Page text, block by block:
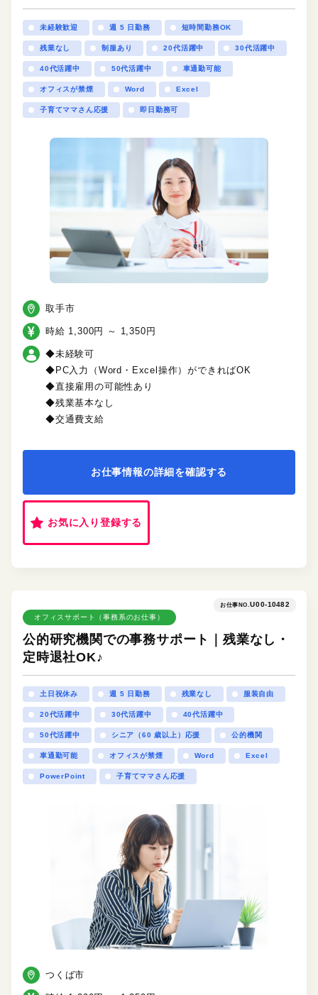
未経験歓迎 週 5 日勤務 短時間勤務OK
残業なし 制服あり 20代活躍中 30代活躍中
40代活躍中 50代活躍中 車通勤可能
オフィスが禁煙 Word Excel
子育てママさん応援 即日勤務可
取手市
時給 1,300円 ～ 1,350円
◆未経験可
◆PC入力（Word・Excel操作）ができればOK
◆直接雇用の可能性あり
◆残業基本なし
◆交通費支給
お仕事情報の詳細を確認する
お気に入り登録する
お仕事NO.U00-10482
オフィスサポート（事務系のお仕事）
公的研究機関での事務サポート｜残業なし・
定時退社OK♪
土日祝休み 週 5 日勤務 残業なし 服装自由
20代活躍中 30代活躍中 40代活躍中
50代活躍中 シニア（60 歳以上）応援 公的機関
車通勤可能 オフィスが禁煙 Word Excel
PowerPoint 子育てママさん応援
つくば市